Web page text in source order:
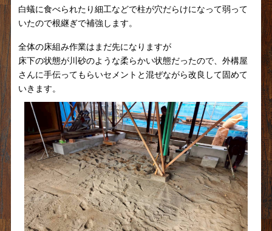
白蟻に食べられたり細工などで柱が穴だらけになって弱って
いたので根継ぎで補強します。
全体の床組み作業はまだ先になりますが
床下の状態が川砂のような柔らかい状態だったので、外構屋
さんに手伝ってもらいセメントと混ぜながら改良して固めて
いきます。